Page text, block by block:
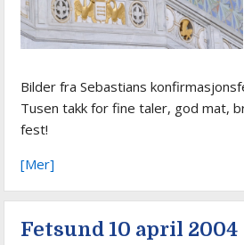
Bilder fra Sebastians
Tusen takk for fine taler, god mat,
fest!
[Mer]
Fetsund 10 april 2004